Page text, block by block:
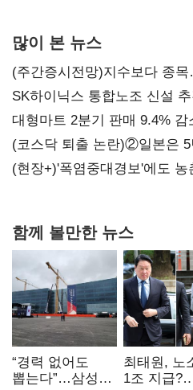
많이 본 뉴스
(주간증시전망)지수보다 종
SK하이닉스 통합노조 신설
불만 확산
대형마트 2분기 판매 9.4%
(코스닥 퇴출 논란)②일본은
당장 퇴출?…시간만으론 부
(현장+)'폭염중대경보'에도 농
함께 볼만한 뉴스
“경력 없어도
뽑는다”…삼성
최태원, 노
1조 지급